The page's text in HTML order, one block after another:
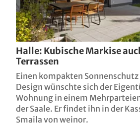
Hanau / D
Terrassenglück in der
Glasoase®
Loft Hamburg / D
EFH Leverkusen / D
EFH Ratingen / D
EFH Reutlingen / D
Halle: Kubische Markise
Terrassen
Einen kompakten
Design wünschte sich der
Wohnung in einem
der Saale. Er findet ihn in der
Smaila von weinor.